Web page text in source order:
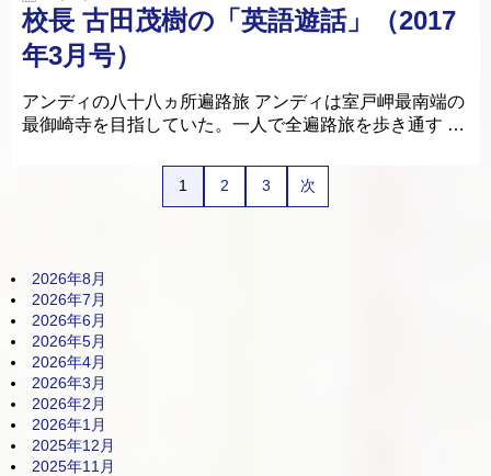
校長 古田茂樹の「英語遊話」（2017
年3月号）
アンディの八十八ヵ所遍路旅 アンディは室戸岬最南端の
最御崎寺を目指していた。一人で全遍路旅を歩き通す …
1 2 3 次
2026年8月
2026年7月
2026年6月
2026年5月
2026年4月
2026年3月
2026年2月
2026年1月
2025年12月
2025年11月